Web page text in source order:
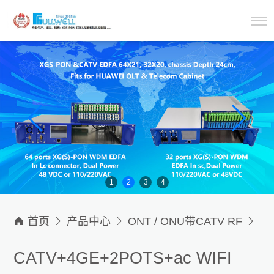
1 2 3 4
 首页  产品中心  ONT / ONU带CATV RF 
CATV+4GE+2POTS+ac WIFI